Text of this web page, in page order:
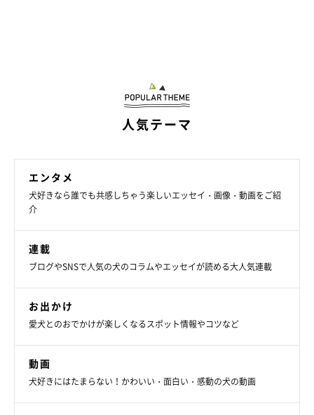
布団持って来てって言ったら 持ってきてくれるふっくん
#BGM付きはストーリーズで ｡:°ஐ*｡:°ʚ♥ɞ*｡:°ஐ*｡:°ஐ*｡:
balife#サンデイ#いぬ#犬
#proudshibas#todayswanko#shibadog#shibalove
頼みたくなっちゃいますね！
人気テーマ
エンタメ
犬好きなら誰でも共感しちゃう楽しいエッセイ・画像・動画をご紹
介
連載
ブログやSNSで人気の犬のコラムやエッセイが読める大人気連載
お出かけ
愛犬とのおでかけが楽しくなるスポット情報やコツなど
動画
犬好きにはたまらない！かわいい・面白い・感動の犬の動画